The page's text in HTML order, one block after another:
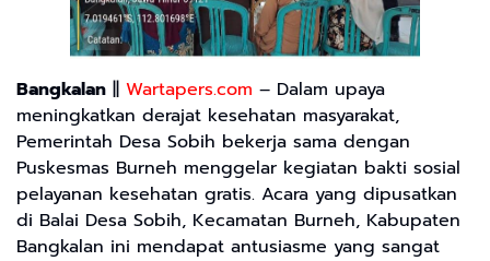
Bangkalan || Wartapers.com – Dalam upaya
meningkatkan derajat kesehatan masyarakat,
Pemerintah Desa Sobih bekerja sama dengan
Puskesmas Burneh menggelar kegiatan bakti sosial
pelayanan kesehatan gratis. Acara yang dipusatkan
di Balai Desa Sobih, Kecamatan Burneh, Kabupaten
Bangkalan ini mendapat antusiasme yang sangat